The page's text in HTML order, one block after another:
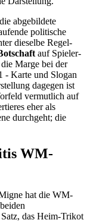
abgebildete
politische
dieselbe Regel-
auf Spieler-
Marge bei der
- Karte und Slogan
dagegen ist
vermutlich auf
eher als
durchgeht; die
WM-
hat die WM-
das Heim-Trikot